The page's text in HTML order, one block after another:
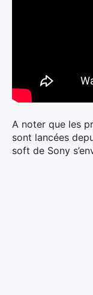
A noter que les
sont lancées
soft de Sony